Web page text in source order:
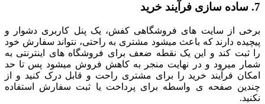
7. ساده سازی فرآیند خرید
برخی از سایت های فروشگاهی کفش، یک پنل کاربری دشوار و
پیچیده دارند که باعث میشود مشتری به راحتی، نتواند سفارش خود
را ثبت کند و این یک نقطه ضعف برای فروشگاه های اینترنتی به
شمار میرود و در نهایت منجر به کاهش فروش میشود پس تا حد
امکان فرآیند خرید را برای مشتری راحت و قابل درک کنید و از
چندین صفحه ی واسطه برای پرداخت یا ثبت سفارش استفاده
نکنید.